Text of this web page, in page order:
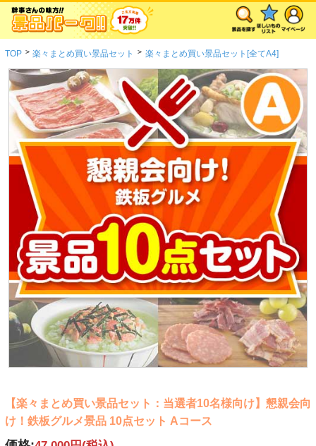
TOP > 楽々まとめ買い景品セット > 楽々まとめ買い景品セット[全てA4]
【楽々まとめ買い景品セット：当選者10名様向け】懇親会向
け！鉄板グルメ景品 10点セット Aコース